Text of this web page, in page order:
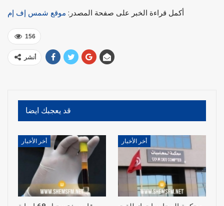
أكمل قراءة الخبر على صفحة المصدر: موقع شمس إف إم
156
أنشر
قد يعجبك ايضا
أخر الأخبار أخر الأخبار